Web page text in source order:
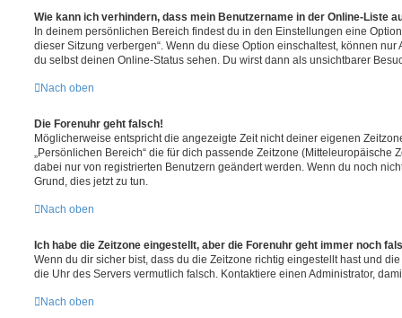
Wie kann ich verhindern, dass mein Benutzername in der Online-Liste
In deinem persönlichen Bereich findest du in den Einstellungen eine
dieser Sitzung verbergen“. Wenn du diese Option einschaltest, können
du selbst deinen Online-Status sehen. Du wirst dann als unsichtbarer
Nach oben
Die Forenuhr geht falsch!
Möglicherweise entspricht die angezeigte Zeit nicht deiner eigenen
„Persönlichen Bereich“ die für dich passende Zeitzone (Mitteleuropäische
dabei nur von registrierten Benutzern geändert werden. Wenn du noch
Grund, dies jetzt zu tun.
Nach oben
Ich habe die Zeitzone eingestellt, aber die Forenuhr geht immer noch
Wenn du dir sicher bist, dass du die Zeitzone richtig eingestellt hast und
die Uhr des Servers vermutlich falsch. Kontaktiere einen Administrator,
Nach oben